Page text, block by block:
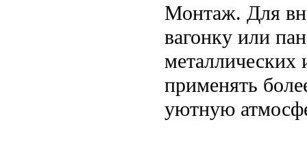
Монтаж. Для
вагонку или
применять
уютную